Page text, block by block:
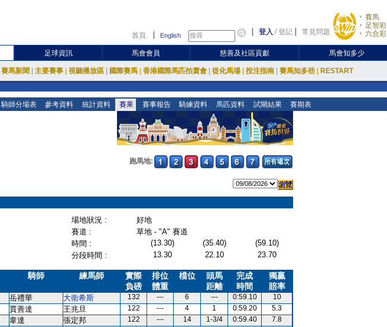
首頁 English 登入 /登記 常見問題
賽馬
足智彩
六合彩
足球資訊 馬會會員 慈善及社區貢獻 馬會知多少
賽馬新聞 主要賽事 視聽播放區 國際賽馬 香港國際馬匹拍賣會 從化馬場 投注指南 賽馬知多些 RESTART
騎師分場表 參考資料 統計資料 賽果 賽事報告 騎練資料 馬匹資料 試閘結果 賽期表
跑馬地:
場地狀況 :
好地
賽道 :
草地 - "A" 賽道
時間 : (13.30) (35.40)
(59.10)
分段時間 :
13.30 22.10 23.70
騎師 練馬師
實際
負磅
排位
體重
檔位
頭馬
距離
完成
時間
獨贏
賠率
岳禮華 大衛希斯 132 --- 6 --- 0:59.10
10
賈善達 王兆旦 122 --- 4 1 0:59.20
5.3
韋達 張定邦 122 --- 14 1-3/4 0:59.40
7.8